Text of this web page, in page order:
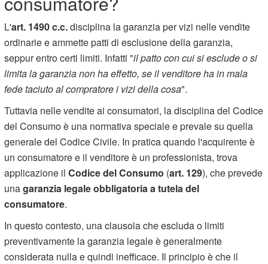
L'art. 1490 c.c.disciplina la garanzia per vizi nelle vendite
ordinarie e ammette patti di esclusione della garanzia,
seppur entro certi limiti. Infatti "il patto con cui si esclude o si
limita la garanzia non ha effetto, se il venditore ha in mala
fede taciuto al compratore i vizi della cosa".
Tuttavia nelle vendite ai consumatori, la disciplina del Codice
del Consumo è una normativa speciale e prevale su quella
generale del Codice Civile. In pratica quando l'acquirente è
un consumatore e il venditore è un professionista, trova
applicazione ilCodice del Consumo (art. 129), che prevede
unagaranzia legale obbligatoria a tutela del
consumatore.
In questo contesto, una clausola che escluda o limiti
preventivamente la garanzia legale è generalmente
considerata nulla e quindi inefficace. Il principio è che il